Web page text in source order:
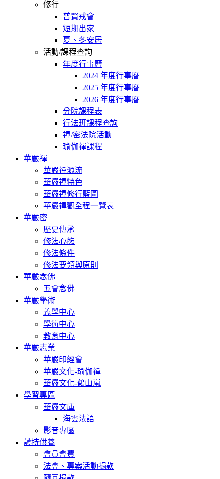
修行
普賢戒會
短期出家
夏、冬安居
活動/課程查詢
年度行事曆
2024 年度行事曆
2025 年度行事曆
2026 年度行事曆
分院課程表
行法班課程查詢
禪/密法院活動
瑜伽禪課程
華嚴禪
華嚴禪源流
華嚴禪特色
華嚴禪修行藍圖
華嚴禪觀全程一覽表
華嚴密
歷史傳承
修法心態
修法條件
修法要領與原則
華嚴念佛
五會念佛
華嚴學術
義學中心
學術中心
教育中心
華嚴志業
華嚴印經會
華嚴文化-瑜伽禪
華嚴文化-鶴山嵐
學習專區
華嚴文庫
海雲法語
影音專區
護持供養
會員會費
法會、專案活動捐款